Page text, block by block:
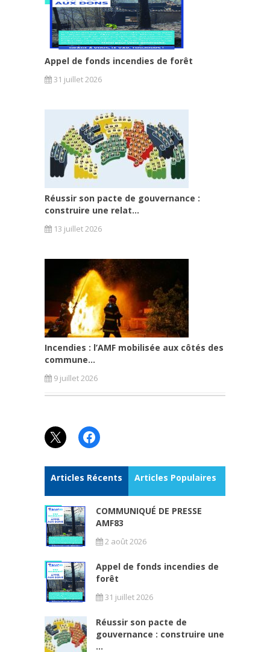
Appel de fonds incendies de forêt
31 juillet 2026
Réussir son pacte de gouvernance :
construire une relat...
13 juillet 2026
Incendies : l’AMF mobilisée aux côtés des
commune...
9 juillet 2026
X Facebook
Articles Récents Articles Populaires
COMMUNIQUÉ DE PRESSE
AMF83
2 août 2026
Appel de fonds incendies de
forêt
31 juillet 2026
Réussir son pacte de
gouvernance : construire une
...